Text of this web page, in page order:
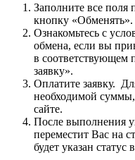
Заполните все
кнопку «Обменять».
Ознакомьтесь с
обмена, если вы
в соответствующем
заявку».
Оплатите заявку.
необходимой
сайте.
После выполнения
переместит Вас на
будет указан статус